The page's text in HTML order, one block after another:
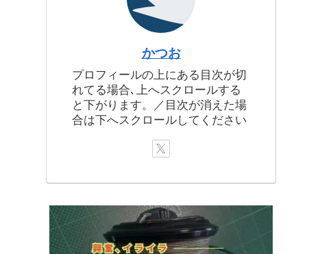
かつお
プロフィールの上にある目次が切
れてる場合､上へスクロールする
と下がります。／目次が消えた場
合は下へスクロールしてください